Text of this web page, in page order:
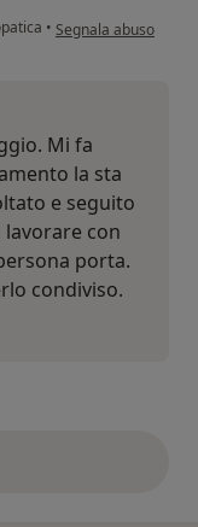
• secondo l'opinione
Segnala abuso
Mi fa
la sta
e seguito
lavorare con
porta.
condiviso.
cui sopra